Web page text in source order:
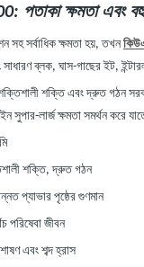
পতাকা ক্ষমতা এবং
সহ সর্বাধিক ক্ষমতা হয়, তখন
সাধারণ ব্লক, ঘাস-গাছের ইট,
শক্তি এবং দ্রুত গঠন
সুপার-লার্জ ক্ষমতা সমর্থন করে
শক্তি, দ্রুত গঠন
প্যাভার পৃষ্ঠের গুণমান
পরিষেবা জীবন
এবং শব্দ হ্রাস